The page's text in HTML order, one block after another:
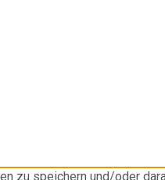
zu speichern und/oder